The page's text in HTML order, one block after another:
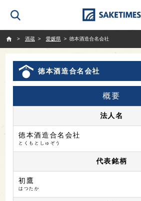
酒蔵
愛媛県 徳本酒造合名会社
徳本酒造合名会社
概要
法人名
徳本酒造合名会社
とくもとしゅぞう
代表銘柄
初鷹
はつたか